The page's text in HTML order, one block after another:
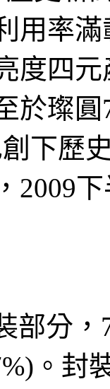
用率
度四
於璨
下歷
2009
部分
。封